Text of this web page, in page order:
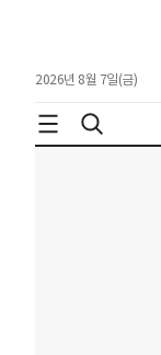
2026년 8월 7일(금)